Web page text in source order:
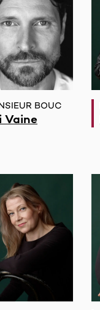
BOUC
Vaine